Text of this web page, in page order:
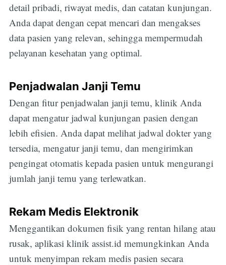
detail pribadi, riwayat medis, dan catatan kunjungan.
Anda dapat dengan cepat mencari dan mengakses
data pasien yang relevan, sehingga mempermudah
pelayanan kesehatan yang optimal.
Penjadwalan Janji Temu
Dengan fitur penjadwalan janji temu, klinik Anda
dapat mengatur jadwal kunjungan pasien dengan
lebih efisien. Anda dapat melihat jadwal dokter yang
tersedia, mengatur janji temu, dan mengirimkan
pengingat otomatis kepada pasien untuk mengurangi
jumlah janji temu yang terlewatkan.
Rekam Medis Elektronik
Menggantikan dokumen fisik yang rentan hilang atau
rusak, aplikasi klinik assist.id memungkinkan Anda
untuk menyimpan rekam medis pasien secara